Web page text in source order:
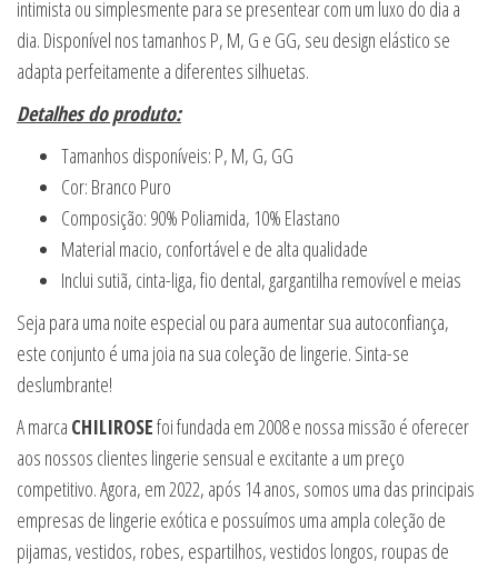
intimista ou simplesmente para se presentear com um luxo do dia a
dia. Disponível nos tamanhos P, M, G e GG, seu design elástico se
adapta perfeitamente a diferentes silhuetas.
Detalhes do produto:
Tamanhos disponíveis: P, M, G, GG
Cor: Branco Puro
Composição: 90% Poliamida, 10% Elastano
Material macio, confortável e de alta qualidade
Inclui sutiã, cinta-liga, fio dental, gargantilha removível e meias
Seja para uma noite especial ou para aumentar sua autoconfiança,
este conjunto é uma joia na sua coleção de lingerie. Sinta-se
deslumbrante!
A marca CHILIROSEfoi fundada em 2008 e nossa missão é oferecer
aos nossos clientes lingerie sensual e excitante a um preço
competitivo. Agora, em 2022, após 14 anos, somos uma das principais
empresas de lingerie exótica e possuímos uma ampla coleção de
pijamas, vestidos, robes, espartilhos, vestidos longos, roupas de